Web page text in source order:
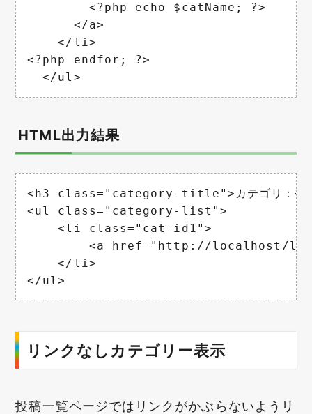
        <?php echo $catName; ?>
      </a>
    </li>
<?php endfor; ?>
  </ul>
HTML出力結果
<h3 class="category-title">カテゴリ：</
<ul class="category-list">
    <li class="cat-id1">
<a href="http://localhost/
    </li>
</ul>
リンクなしカテゴリー表示
投稿一覧ページではリンクがかぶらないようリ